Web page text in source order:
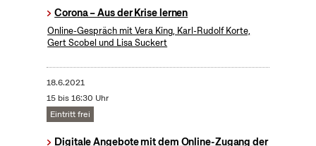
Corona – Aus der Krise lernen
Online-Gespräch mit Vera King, Karl-Rudolf Korte,
Gert Scobel und Lisa Suckert
18.6.2021
15 bis 16:30 Uhr
Eintritt frei
Digitale Angebote mit dem Online-Zugang der